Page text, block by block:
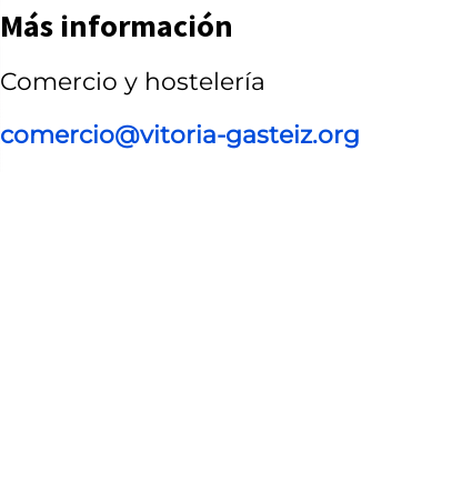
Más información
Comercio y hostelería
comercio@vitoria-gasteiz.org